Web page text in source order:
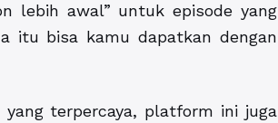
lebih awal” untuk episode yang
itu bisa kamu dapatkan dengan
yang terpercaya, platform ini juga